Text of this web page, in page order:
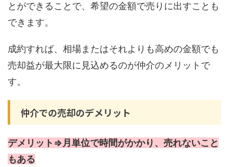
とができることで、希望の金額で売りに出すことも
できます。
成約すれば、相場またはそれよりも高めの金額でも
売却益が最大限に見込めるのが仲介のメリットで
す。
仲介での売却のデメリット
デメリット⇒月単位で時間がかかり、売れないこと
もある